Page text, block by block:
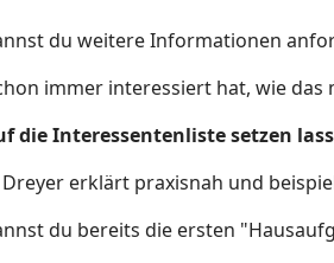
du weitere Informationen
immer interessiert hat, wie
die Interessentenliste setzen
erklärt praxisnah und
du bereits die ersten